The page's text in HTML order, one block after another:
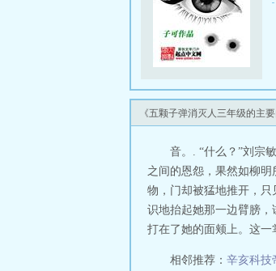
《五颗子弹消灭人三年级的主
音。. “什么？”刘宗
之间的恩怨，果然如柳
物，门却被猛地推开，
识地抬起她那一边臂膀，
打在了她的面颊上。这
相邻推荐： 辛亥科技